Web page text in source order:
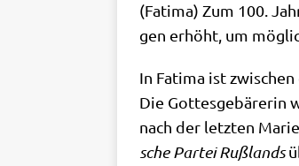
(Fati­ma) Zum 100.
gen erhöht, um
In Fati­ma ist
Die Got­tes­ge­bä­re­rin
nach der letz­ten
sche Par­tei Ruß­lands